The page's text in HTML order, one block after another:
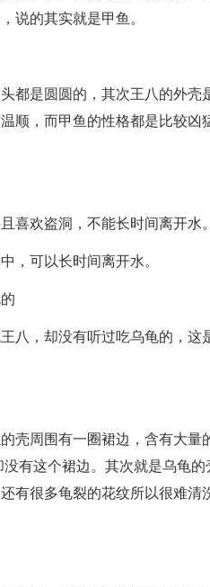
说的其实就是甲鱼。
都是圆圆的，其次王八的外壳
顺，而甲鱼的性格都是比较凶
喜欢盗洞，不能长时间离开水。
，可以长时间离开水。
八，却没有听过吃乌龟的，这
壳周围有一圈裙边，含有大量
有这个裙边。其次就是乌龟
有很多龟裂的花纹所以很难清